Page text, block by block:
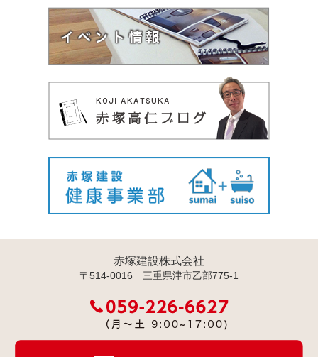
赤塚建設株式会社
〒514-0016 三重県津市乙部775-1